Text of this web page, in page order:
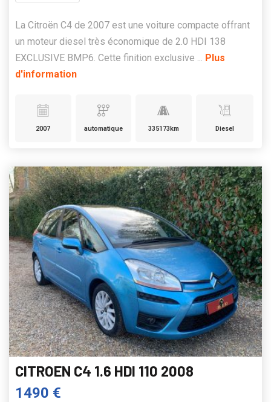
La Citroën C4 de 2007 est une voiture compacte offrant
un moteur diesel très économique de 2.0 HDI 138
EXCLUSIVE BMP6. Cette finition exclusive ... Plus
d'information
2007 automatique 335173km Diesel
CITROEN C4 1.6 HDI 110 2008
1490 €